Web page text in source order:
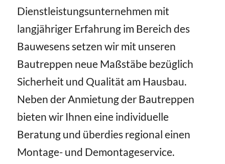
Dienstleistungsunternehmen mit
langjähriger Erfahrung im Bereich des
Bauwesens setzen wir mit unseren
Bautreppen neue Maßstäbe bezüglich
Sicherheit und Qualität am Hausbau.
Neben der Anmietung der Bautreppen
bieten wir Ihnen eine individuelle
Beratung und überdies regional einen
Montage- und Demontageservice.